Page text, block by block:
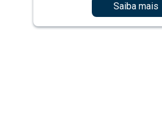
Saiba mais